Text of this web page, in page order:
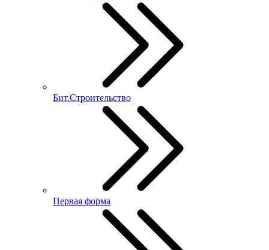
Бит.Строительство
Первая форма